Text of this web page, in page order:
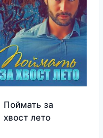
Поймать за
хвост лето